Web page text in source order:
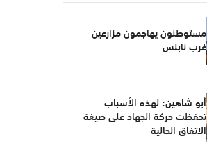
مستوطنون يهاجمون مزارعين
غرب نابلس
أبو شاهين: لهذه الأسباب
تحفظت حركة الجهاد على صيغة
الاتفاق الحالية